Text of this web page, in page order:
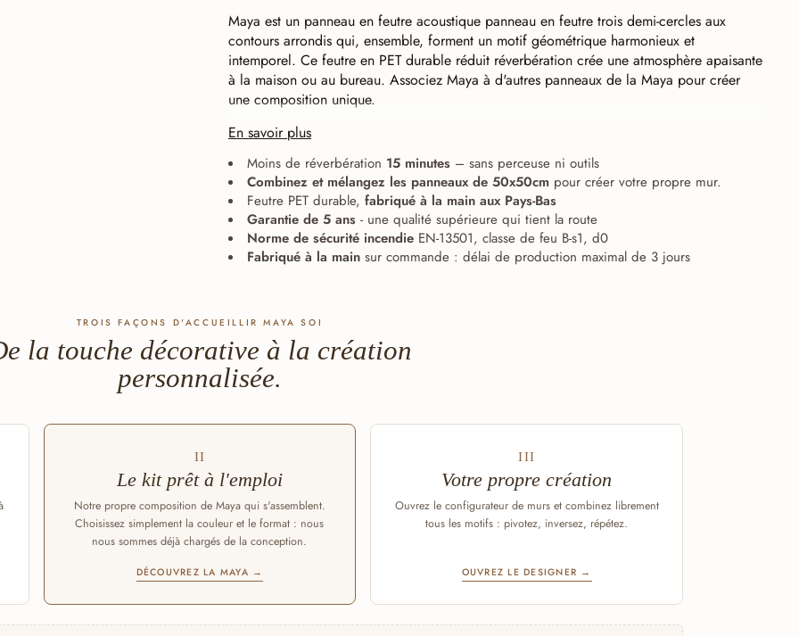
En savoir plus
Maya est un panneau en feutre acoustique panneau en feutre trois demi-cercles aux
contours arrondis qui, ensemble, forment un motif géométrique harmonieux et
intemporel. Ce feutre en PET durable réduit réverbération crée une atmosphère apaisante
à la maison ou au bureau. Associez Maya à d'autres panneaux de la Maya pour créer
une composition unique.
Découpe continue (baffle cut), permettant un assemblage sans joint.
s'arrête exactement au bord du carrelage. Les panneaux s'emboîtent ainsi parfaitement
les uns aux autres — qu'ils soient posés droits ou en diagonale — et forment, à partir
d'un seul élément décoratif, un grand mur continu. Les huit Maya peuvent également être
combinés entre eux : les lignes restent alignées.
Moins de réverbération 15 minutes – sans perceuse ni outils
Combinez et mélangez les panneaux de 50x50cm pour créer votre propre mur.
Feutre PET durable, fabriqué à la main aux Pays-Bas
Garantie de 5 ans - une qualité supérieure qui tient la route
Norme de sécurité incendie EN-13501, classe de feu B-s1, d0
Fabriqué à la main sur commande : délai de production maximal de 3 jours
TROIS FAÇONS D'ACCUEILLIR MAYA SOI
la touche décorative à la création
personnalisée.
II
Le kit prêt à l'emploi
Notre propre composition de Maya qui s'assemblent.
Choisissez simplement la couleur et le format : nous
nous sommes déjà chargés de la conception.
DÉCOUVREZ LA MAYA →
III
Votre propre création
Ouvrez le configurateur de murs et combinez librement
tous les motifs : pivotez, inversez, répétez.
OUVREZ LE DESIGNER →